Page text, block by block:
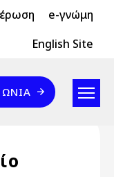
e-γνώμη
English Site